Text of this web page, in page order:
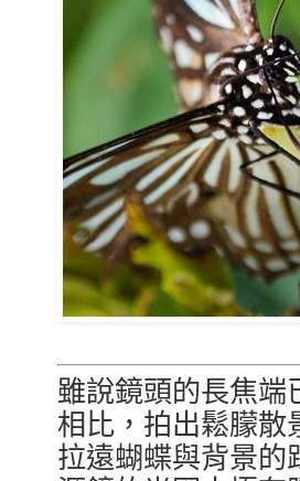
雖說鏡頭的長焦端
相比，拍出鬆朦散
拉遠蝴蝶與背景的